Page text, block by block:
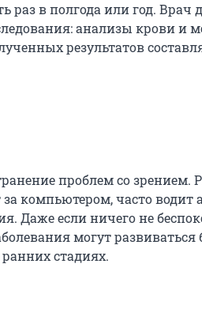
раз в полгода или год. Врач
анализы крови и
результатов
проблем со зрением.
компьютером, часто водит
Даже если ничего не
могут
стадиях.